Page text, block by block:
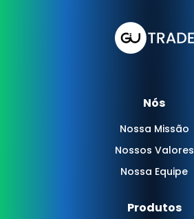
Nós
Nossa Missão
Nossos Valores
Nossa Equipe
Produtos